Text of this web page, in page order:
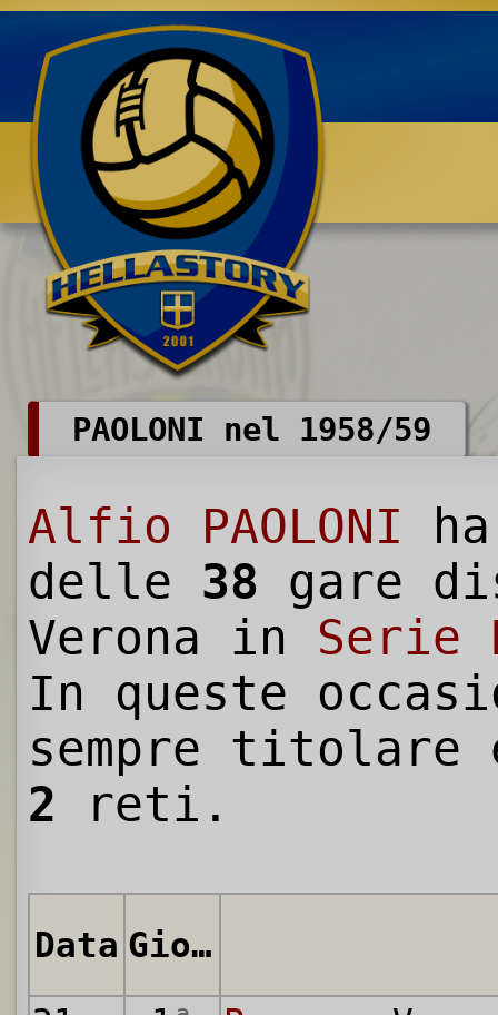
Benvenuti su HELLASTORY.net
PAOLONI nel 1958/59
Alfio PAOLONI
delle 38 gare
Verona in Serie
In queste
sempre titolare
2 reti.
Data
Giornata